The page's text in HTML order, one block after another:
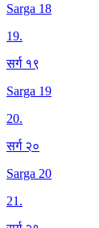
Sarga 18
19.
सर्ग १९
Sarga 19
20.
सर्ग २०
Sarga 20
21.